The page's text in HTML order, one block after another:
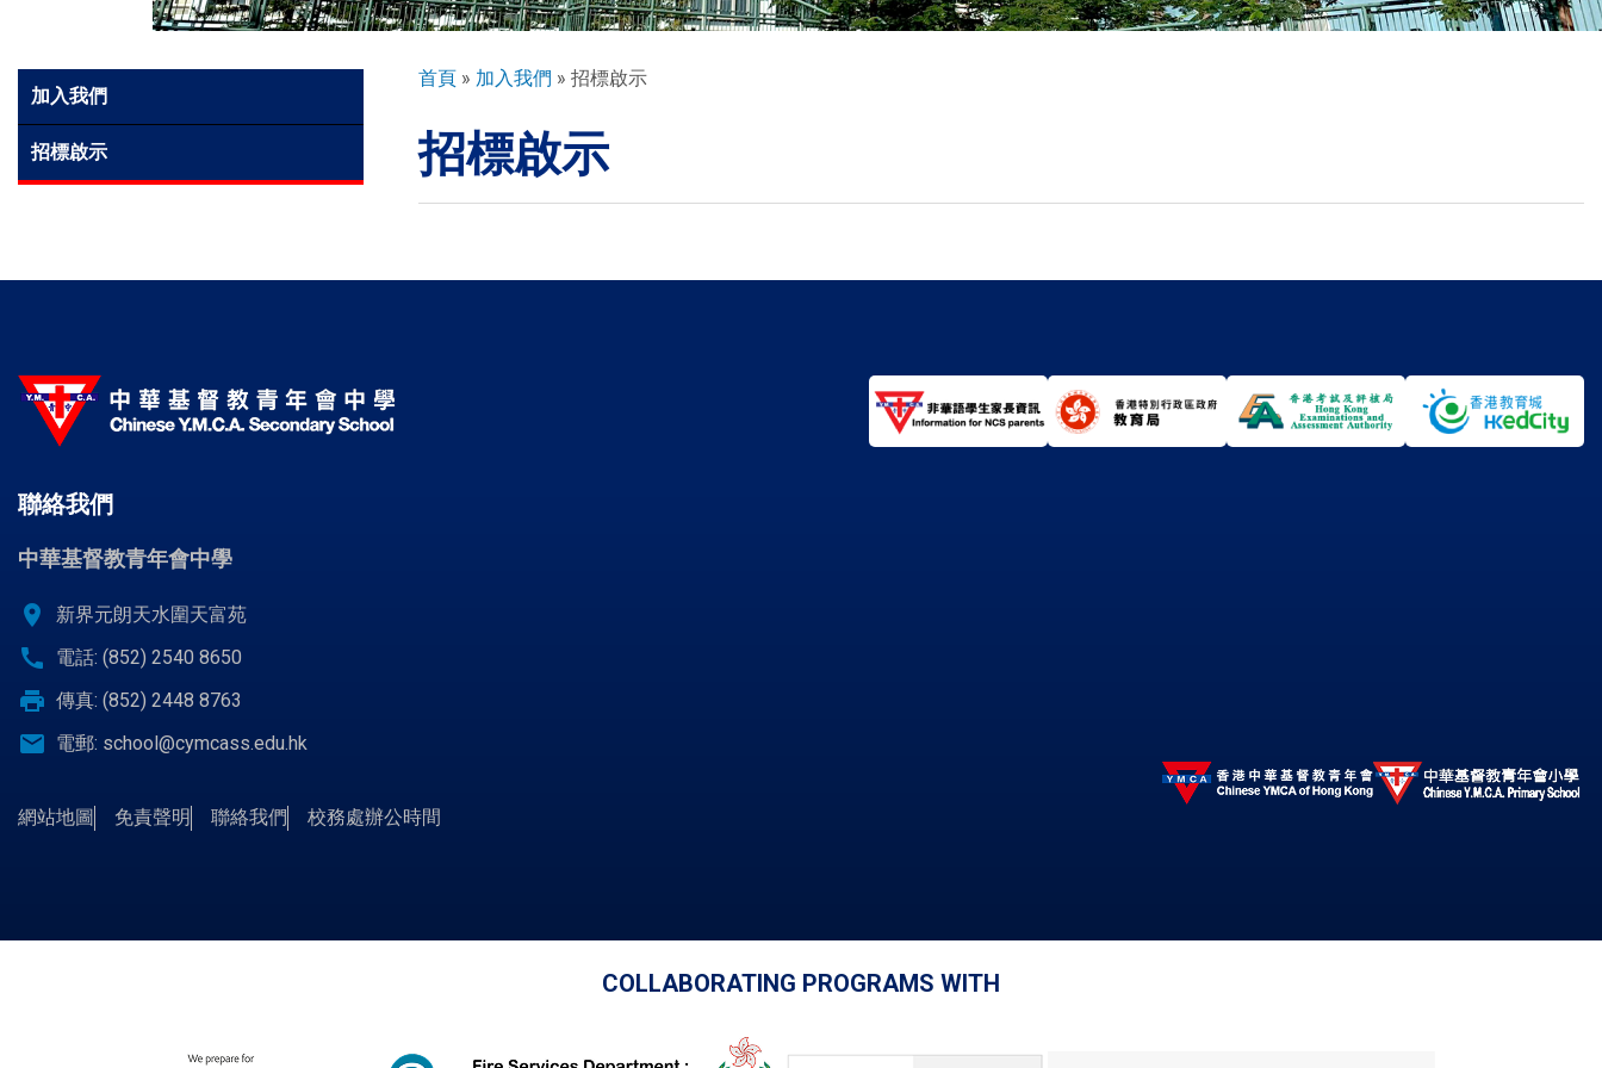
環球探索
家長資訊
校曆表
Side
Meun
加入我們
招標啟示
導
連
結
首頁 加入我們 招標啟示
招標啟示
聯絡我們
中華基督教青年會中學
location_on 新界元朗天水圍天富苑
call 電話: (852) 2540 8650
print 傳真: (852) 2448 8763
email 電郵: school@cymcass.edu.hk
網站地圖 免責聲明 聯絡我們 校務處辦公時間
COLLABORATING PROGRAMS WITH